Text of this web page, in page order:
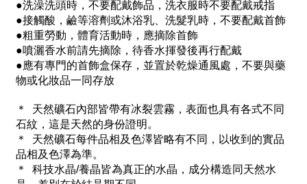
●洗澡洗頭時，不要配戴飾品，洗衣服時不要配戴戒指
●接觸酸，鹼等溶劑或沐浴乳、洗髮乳時，不要配戴首飾
●粗重勞動，體育活動時，應摘除首飾
●噴灑香水前請先摘除，待香水揮發後再行配戴
●應有專門的首飾盒保存，並置於乾燥通風處，不要與藥
物或化妝品一同存放
＊ 天然礦石內部皆帶有冰裂雲霧，表面也具有各式不同
石紋，這是天然的身份證明。
＊ 天然礦石每件品相及色澤皆略有不同，以收到的實品
品相及色澤為準。
＊ 科技水晶/養晶皆為真正的水晶，成分構造同天然水